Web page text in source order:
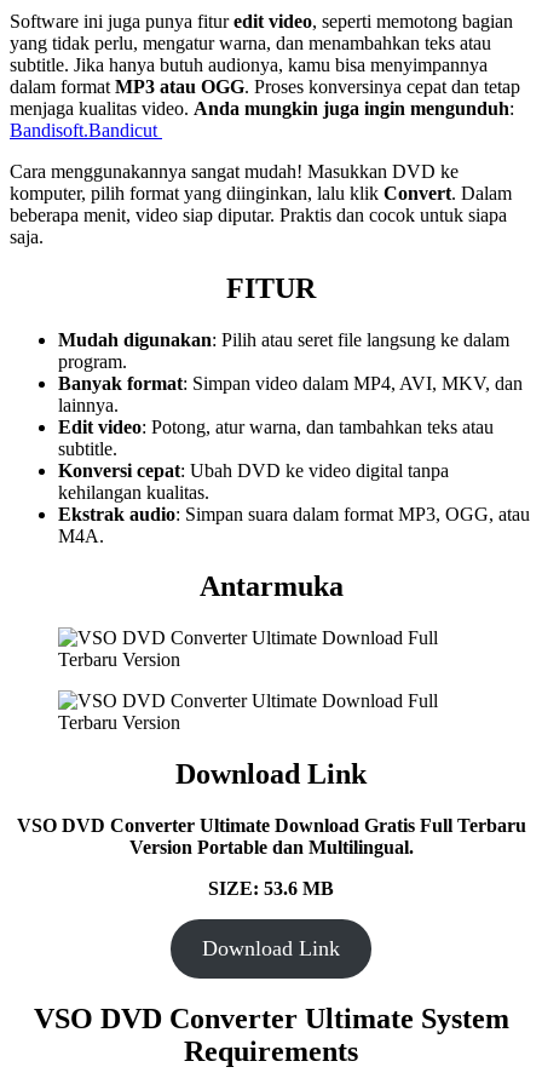
Software ini juga punya fituredit video, seperti memotong bagian
yang tidak perlu, mengatur warna, dan menambahkan teks atau
subtitle. Jika hanya butuh audionya, kamu bisa menyimpannya
dalam format MP3 atau OGG. Proses konversinya cepat dan tetap
menjaga kualitas video. Anda mungkin juga ingin mengunduh:
Bandisoft.Bandicut
Cara menggunakannya sangat mudah! Masukkan DVD ke
komputer, pilih format yang diinginkan, lalu klik Convert. Dalam
beberapa menit, video siap diputar. Praktis dan cocok untuk siapa
saja.
FITUR
Mudah digunakan: Pilih atau seret file langsung ke dalam
program.
Banyak format: Simpan video dalam MP4, AVI, MKV, dan
lainnya.
Edit video: Potong, atur warna, dan tambahkan teks atau
subtitle.
Konversi cepat: Ubah DVD ke video digital tanpa
kehilangan kualitas.
Ekstrak audio: Simpan suara dalam format MP3, OGG, atau
M4A.
Antarmuka
Download Link
VSO DVD Converter Ultimate Download Gratis Full Terbaru
Version Portable dan Multilingual.
SIZE: 53.6 MB
Download Link
VSO DVD Converter Ultimate System
Requirements